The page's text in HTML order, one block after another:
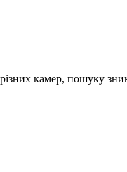
камер, пошуку